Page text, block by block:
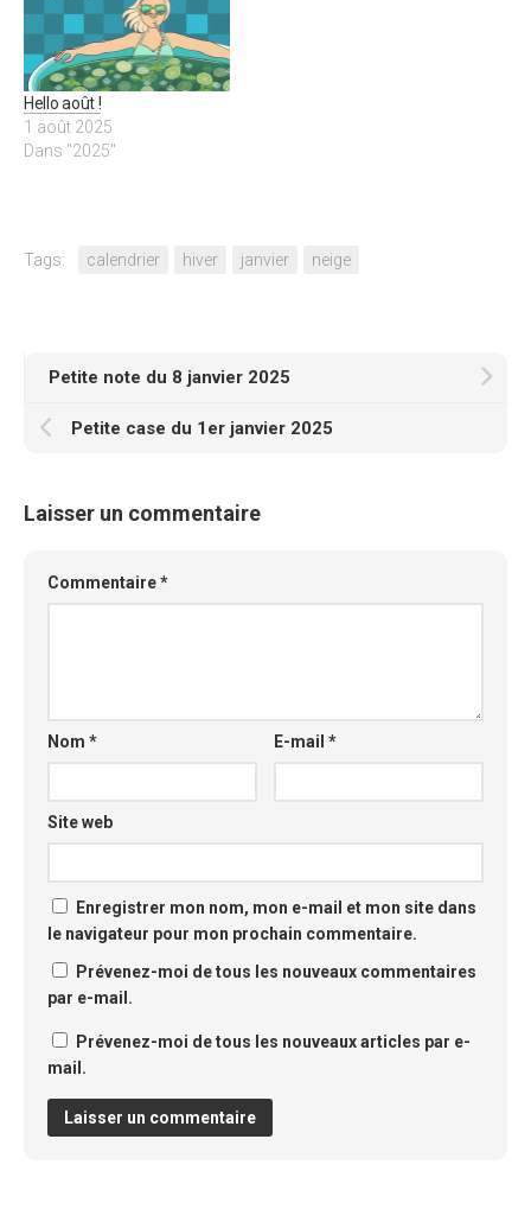
Hello août !
1 août 2025
Dans "2025"
Tags: calendrier hiver janvier neige
Petite note du 8 janvier 2025
Petite case du 1er janvier 2025
Laisser un commentaire
Commentaire*
Nom * E-mail*
Site web
Enregistrer mon nom, mon e-mail et mon site dans
le navigateur pour mon prochain commentaire.
Prévenez-moi de tous les nouveaux commentaires
par e-mail.
Prévenez-moi de tous les nouveaux articles par e-
mail.